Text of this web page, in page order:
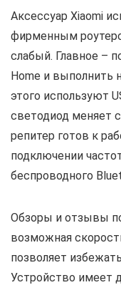
Аксессуар Xiaomi
фирменным
слабый. Главное –
Home и выполнить
этого используют
светодиод меняет
репитер готов к
подключении
беспроводного
Обзоры и отзывы
возможная
позволяет
Устройство имеет